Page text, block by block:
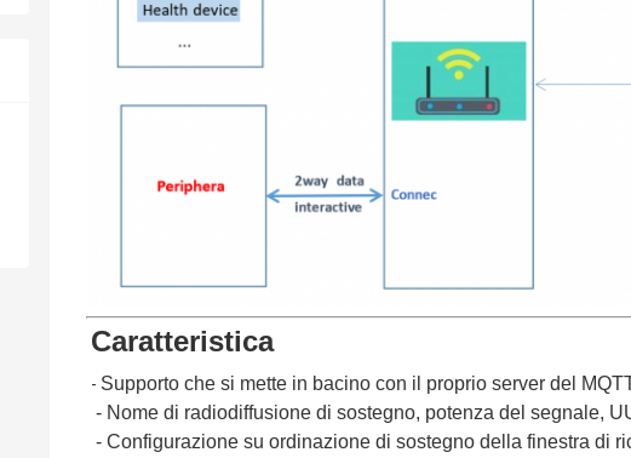
Caratteristica
- Supporto che si mette in bacino con il proprio server del
- Nome di radiodiffusione di sostegno, potenza del segnale,
- Configurazione su ordinazione di sostegno della finestra di